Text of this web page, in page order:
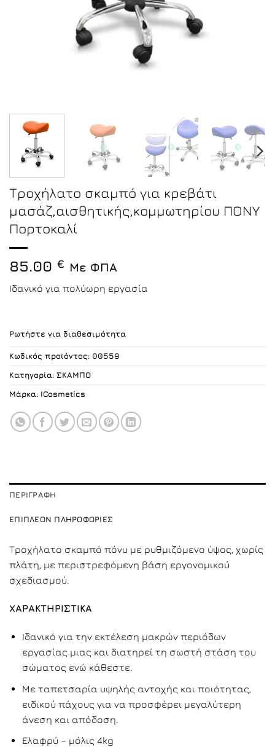
Τροχήλατο σκαμπό για κρεβάτι
μασάζ,αισθητικής,κομμωτηρίου ΠΟΝΥ
Πορτοκαλί
85.00 € Με ΦΠΑ
Ιδανικό για πολύωρη εργασία
Ρωτήστε για διαθεσιμότητα
Κωδικός προϊόντος: 00559
Κατηγορία: ΣΚΑΜΠO
Μάρκα: ICosmetics
ΠΕΡΙΓΡΑΦΉ
ΕΠΙΠΛΈΟΝ ΠΛΗΡΟΦΟΡΊΕΣ
Τροχήλατο σκαμπό πόνυ με ρυθμιζόμενο ύψος, χωρίς
πλάτη, με περιστρεφόμενη βάση εργονομικού
σχεδιασμού.
ΧΑΡΑΚΤΗΡΙΣΤΙΚΑ
Ιδανικό για την εκτέλεση μακρών περιόδων
εργασίας μιας και διατηρεί τη σωστή στάση του
σώματος ενώ κάθεστε.
Με ταπετσαρία υψηλής αντοχής και ποιότητας,
ειδικού πάχους για να προσφέρει μεγαλύτερη
άνεση και απόδοση.
Ελαφρύ – μόλις 4kg